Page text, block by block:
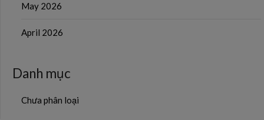
May 2026
April 2026
Danh mục
Chưa phân loại